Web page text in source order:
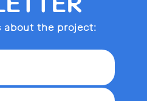
about the project: